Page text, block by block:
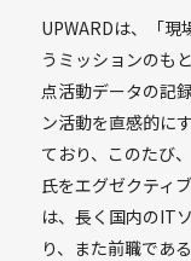
UPWARDは、「現
うミッションのも
点活動データの記
ン活動を直感的に
ており、このたび
氏をエグゼクティ
は、長く国内のIT
り、また前職であ